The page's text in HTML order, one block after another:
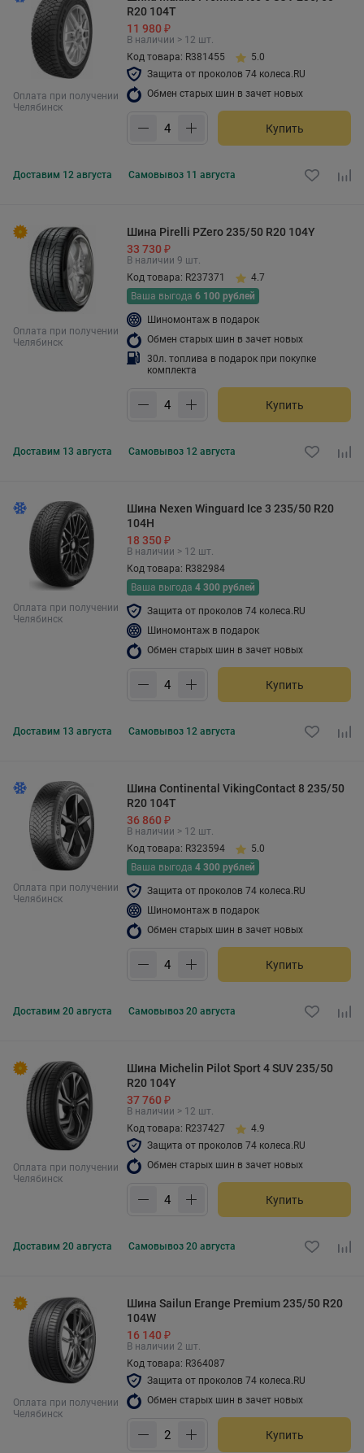
Оплата при получении
Челябинск
R20 104T
11 980 ₽
В наличии > 12 шт.
Код товара: R381455
5.0
Защита от проколов 74 колеса.RU
Обмен старых шин в зачет новых
Купить
Доставим 12 августа Самовывоз 11 августа
Оплата при получении
Челябинск
Шина Pirelli PZero 235/50 R20 104Y
33 730 ₽
В наличии 9 шт.
Код товара: R237371
4.7
Ваша выгода 6 100 рублей
Шиномонтаж в подарок
Обмен старых шин в зачет новых
30л. топлива в подарок при покупке
комплекта
Купить
Доставим 13 августа Самовывоз 12 августа
Оплата при получении
Челябинск
Шина Nexen Winguard Ice 3 235/50 R20
104H
18 350 ₽
В наличии > 12 шт.
Код товара: R382984
Ваша выгода 4 300 рублей
Защита от проколов 74 колеса.RU
Шиномонтаж в подарок
Обмен старых шин в зачет новых
Купить
Доставим 13 августа Самовывоз 12 августа
Оплата при получении
Челябинск
Шина Continental VikingContact 8 235/50
R20 104T
36 860 ₽
В наличии > 12 шт.
Код товара: R323594
5.0
Ваша выгода 4 300 рублей
Защита от проколов 74 колеса.RU
Шиномонтаж в подарок
Обмен старых шин в зачет новых
Купить
Доставим 20 августа Самовывоз 20 августа
Оплата при получении
Челябинск
Шина Michelin Pilot Sport 4 SUV 235/50
R20 104Y
37 760 ₽
В наличии > 12 шт.
Код товара: R237427
4.9
Защита от проколов 74 колеса.RU
Обмен старых шин в зачет новых
Купить
Доставим 20 августа Самовывоз 20 августа
Оплата при получении
Челябинск
Шина Sailun Erange Premium 235/50 R20
104W
16 140 ₽
В наличии 2 шт.
Код товара: R364087
Защита от проколов 74 колеса.RU
Обмен старых шин в зачет новых
Купить